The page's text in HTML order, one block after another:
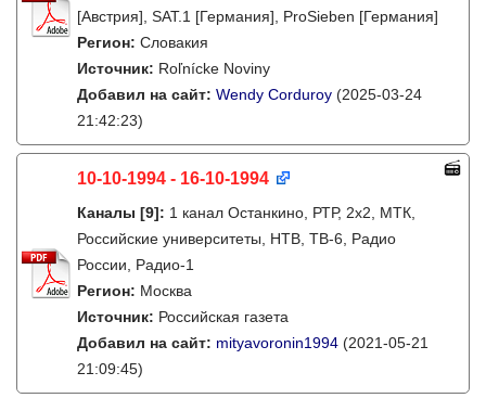
[Австрия], SAT.1 [Германия], ProSieben [Германия]
Регион: Словакия
Источник: Roľnícke Noviny
Добавил на сайт: Wendy Corduroy (2025-03-24
21:42:23)
10-10-1994 - 16-10-1994
Каналы [9]: 1 канал Останкино, РТР, 2х2, МТК,
Российские университеты, НТВ, ТВ-6, Радио
России, Радио-1
Регион: Москва
Источник: Российская газета
Добавил на сайт: mityavoronin1994 (2021-05-21
21:09:45)